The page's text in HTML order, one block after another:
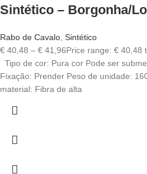
Sintético – Borgonha/
Rabo de Cavalo, Sintético
€ 40,48 – € 41,96Price range: € 40,48
Tipo de cor: Pura cor Pode ser
Fixação: Prender Peso de unidade:
material: Fibra de alta